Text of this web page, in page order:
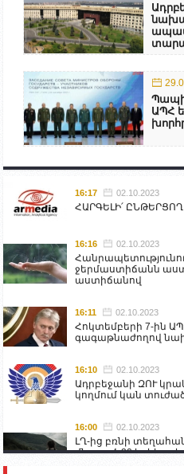
ԱՊՀ
16:17 02.10.2023
ՀԱՐԳԵԼԻ՛ ԸՆԹԵՐՑՈՂ
16:16 02.10.2023
ջերմաստիճանն
աստիճանով
16:11 02.10.2023
Հոկտեմբերի 7-ին
գագաթնաժողով
16:10 02.10.2023
Ադրբեջանի ԶՈՒ
կողմում կան
16:00 02.10.2023
ԼՂ-ից բռնի
մնացած 20 երեխա և